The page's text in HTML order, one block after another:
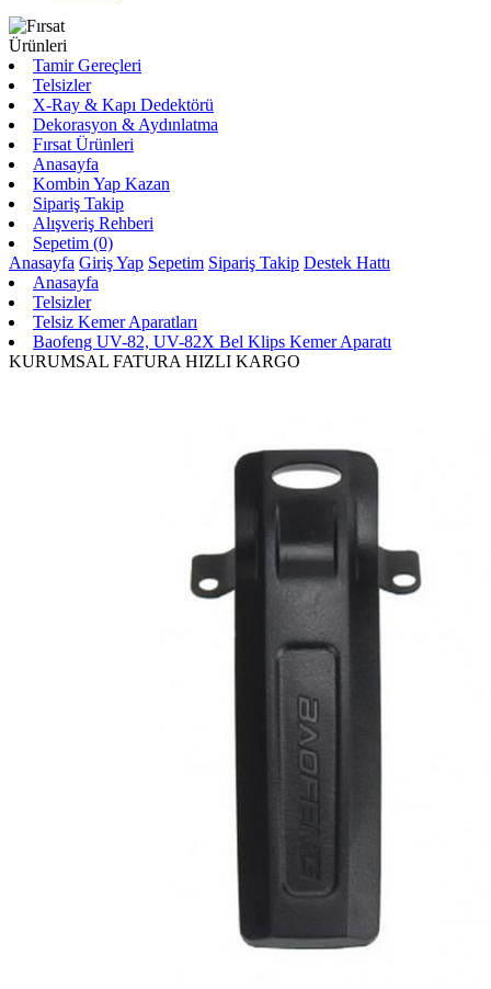
Tamir Gereçleri
Telsizler
X-Ray & Kapı Dedektörü
Dekorasyon & Aydınlatma
Fırsat Ürünleri
Anasayfa
Kombin Yap Kazan
Sipariş Takip
Alışveriş Rehberi
Sepetim (0)
Anasayfa Giriş Yap Sepetim Sipariş Takip Destek Hattı
Anasayfa
Telsizler
Telsiz Kemer Aparatları
Baofeng UV-82, UV-82X Bel Klips Kemer Aparatı
KURUMSAL FATURA HIZLI KARGO